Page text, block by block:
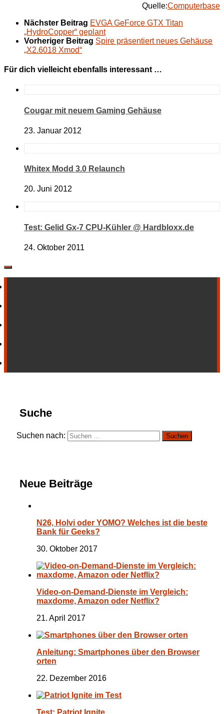
Quelle:Computerbase
Nächster Beitrag EVGA GeForce GTX Titan
„HydroCopper“ geplant
Vorheriger Beitrag Spire präsentiert neues Gehäuse
„X2.6018 Xmod“
Für dich vielleicht ebenfalls interessant …
Cougar mit neuem Gaming Gehäuse
23. Januar 2012
Whitex Modd 3.0 Relaunch
20. Juni 2012
Test: Gelid Gx-7 CPU-Kühler @ Hardbloxx.de
24. Oktober 2011
Suche
Suchen nach:
Neue Beiträge
N26, Holvi oder YOMO? Welches ist die beste
Bank für Geeks?
30. Oktober 2017
Video-on-Demand-Dienste im Vergleich:
maxdome, Amazon oder Netflix?
21. April 2017
Anleitung: Smartphones über den Browser
orten
22. Dezember 2016
Test: Patriot Ignite